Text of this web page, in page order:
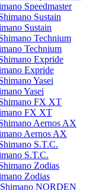
Speedmaster
Sustain
Technium
Expride
Yasei
FX XT
Aernos AX
S.T.C.
Zodias